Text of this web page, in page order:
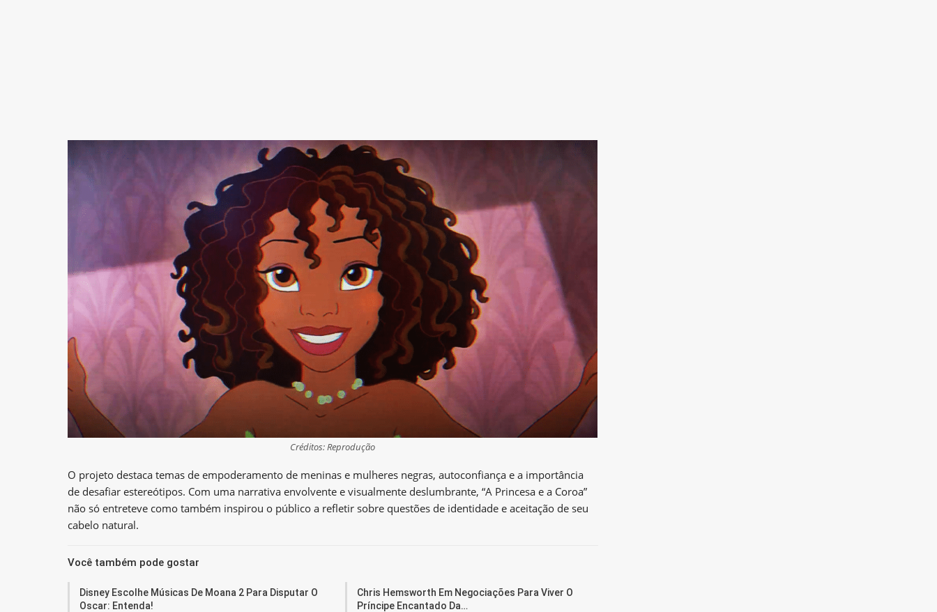
Créditos: Reprodução
O projeto destaca temas de empoderamento de meninas e mulheres negras, autoconfiança e a importância
de desafiar estereótipos. Com uma narrativa envolvente e visualmente deslumbrante, “A Princesa e a Coroa”
não só entreteve como também inspirou o público a refletir sobre questões de identidade e aceitação de seu
cabelo natural.
Você também pode gostar
Disney Escolhe Músicas De Moana 2 Para Disputar O
Oscar: Entenda!
Chris Hemsworth Em Negociações Para Viver O
Príncipe Encantado Da…